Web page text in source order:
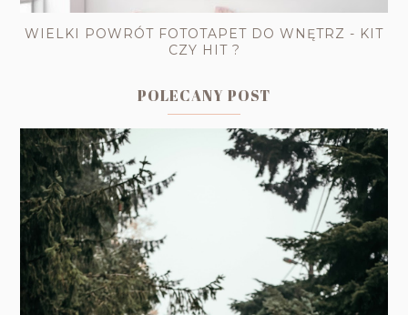
WIELKI POWRÓT FOTOTAPET DO WNĘTRZ - KIT
CZY HIT ?
POLECANY POST